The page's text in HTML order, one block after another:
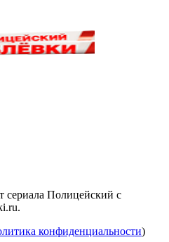
сериала Полицейский с
конфиденциальности)